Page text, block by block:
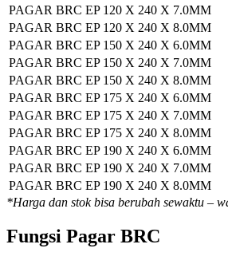
PAGAR BRC EP 120 X 240 X 7.0MM
PAGAR BRC EP 120 X 240 X 8.0MM
PAGAR BRC EP 150 X 240 X 6.0MM
PAGAR BRC EP 150 X 240 X 7.0MM
PAGAR BRC EP 150 X 240 X 8.0MM
PAGAR BRC EP 175 X 240 X 6.0MM
PAGAR BRC EP 175 X 240 X 7.0MM
PAGAR BRC EP 175 X 240 X 8.0MM
PAGAR BRC EP 190 X 240 X 6.0MM
PAGAR BRC EP 190 X 240 X 7.0MM
PAGAR BRC EP 190 X 240 X 8.0MM
*Harga dan stok bisa berubah sewaktu –
Fungsi Pagar BRC